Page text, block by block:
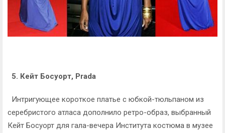
5. Кейт Босуорт, Prada
Интригующее короткое платье с юбкой-тюльпаном из
серебристого атласа дополнило ретро-образ, выбранный
Кейт Босуорт для гала-вечера Института костюма в музее